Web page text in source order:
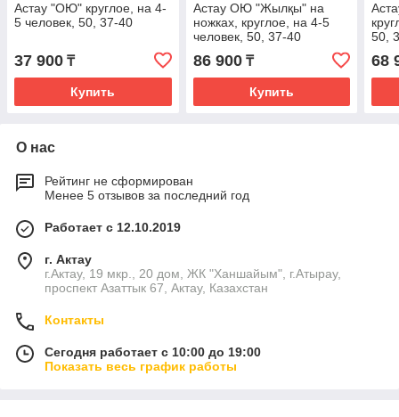
Астау "ОЮ" круглое, на 4-
5 человек, 50, 37-40
37 900 ₸
Купить
Астау ОЮ "Жылқы" на
ножках, круглое, на 4-5
человек, 50, 37-40
86 900₸
Купить
50,
68
О нас
Рейтинг не сформирован
Менее 5 отзывов за последний год
Работает с 12.10.2019
г. Актау
г.Актау, 19 мкр., 20 дом, ЖК "Ханшайым", г.Атырау,
проспект Азаттык 67, Актау, Казахстан
Контакты
Сегодня работает с 10:00 до 19:00
Показать весь график работы